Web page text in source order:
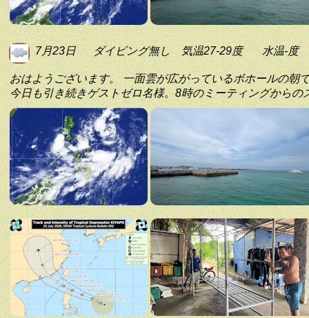
7月23日 ダイビング無し 気温27-29度 水温-度
おはようございます。 一面雲が広がっているボホールの朝
今日も引き続きゲストゼロ名様。8時のミーティングから